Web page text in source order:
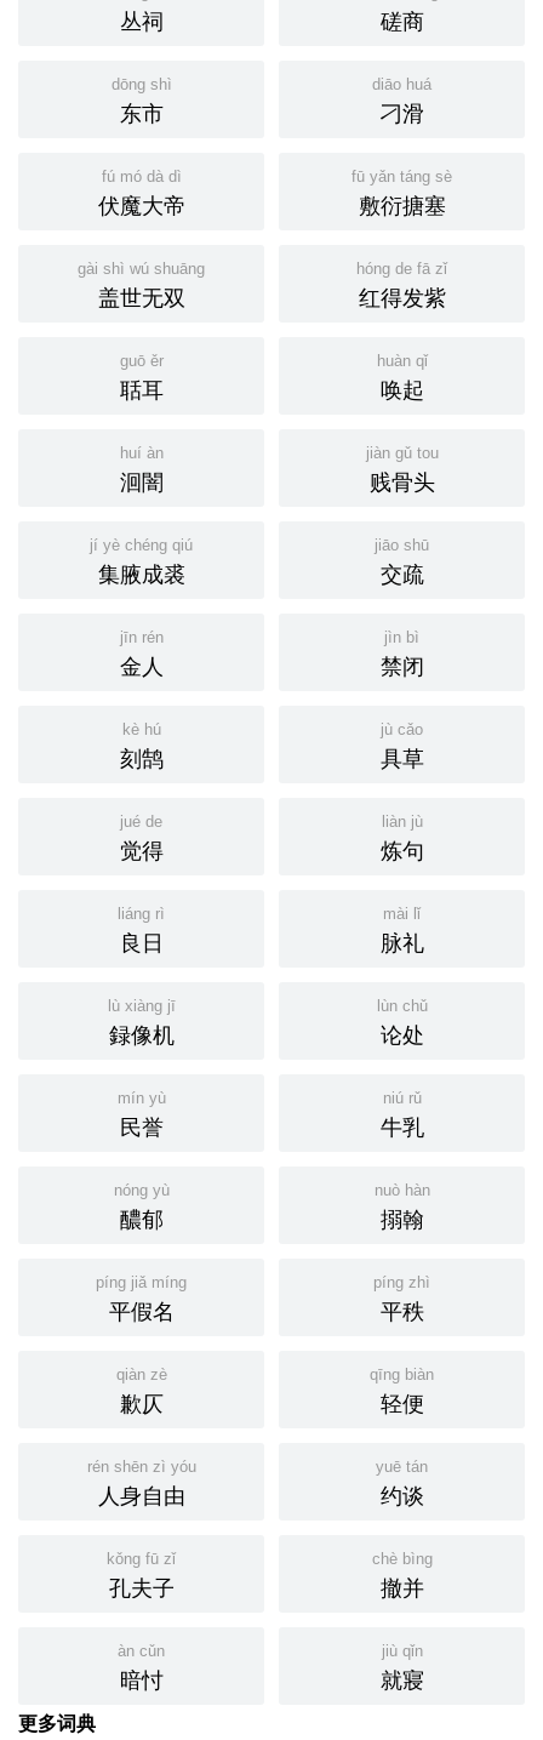
丛祠 磋商
dōng shì
东市
diāo huá
刁滑
fú mó dà dì
伏魔大帝
fū yǎn táng sè
敷衍搪塞
gài shì wú shuāng
盖世无双
hóng de fā zǐ
红得发紫
guō ěr
聒耳
huàn qǐ
唤起
huí àn
洄闇
jiàn gǔ tou
贱骨头
jí yè chéng qiú
集腋成裘
jiāo shū
交疏
jīn rén
金人
jìn bì
禁闭
kè hú
刻鹄
jù cǎo
具草
jué de
觉得
liàn jù
炼句
liáng rì
良日
mài lǐ
脉礼
lù xiàng jī
録像机
lùn chǔ
论处
mín yù
民誉
niú rǔ
牛乳
nóng yù
醲郁
nuò hàn
搦翰
píng jiǎ míng
平假名
píng zhì
平秩
qiàn zè
歉仄
qīng biàn
轻便
rén shēn zì yóu
人身自由
yuē tán
约谈
kǒng fū zǐ
孔夫子
chè bìng
撤并
àn cǔn
暗忖
jiù qǐn
就寢
更多词典